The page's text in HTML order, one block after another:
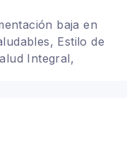
baja en
Estilo de
Integral,
Coaching